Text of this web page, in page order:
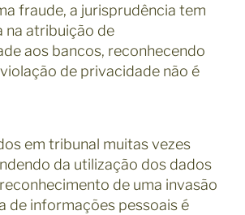
fraude, a jurisprudência tem
na atribuição de
aos bancos, reconhecendo
de privacidade não é
em tribunal muitas vezes
da utilização dos dados
de uma invasão
de informações pessoais é